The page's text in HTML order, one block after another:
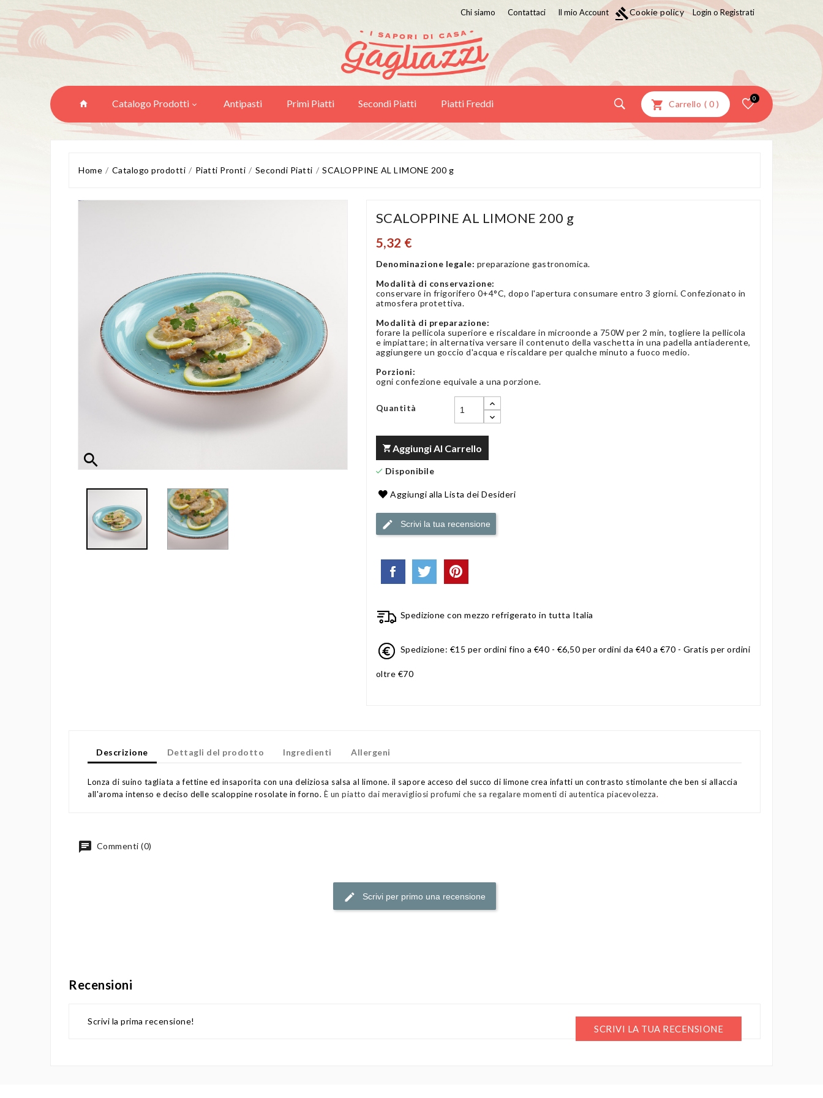
Chi siamo Contattaci Il mio Account gavelCookie policy Login o Registrati
Catalogo Prodotti Antipasti Primi Piatti Secondi Piatti Piatti Freddi 0
Carrello ( 0 )
Home Catalogo prodotti Piatti Pronti Secondi Piatti SCALOPPINE AL LIMONE 200 g
SCALOPPINE AL LIMONE 200 g
5,32 €
Denominazione legale: preparazione gastronomica.
Modalità di conservazione:
conservare in frigorifero 0+4°C, dopo l'apertura consumare entro 3 giorni. Confezionato in
atmosfera protettiva.
Modalità di preparazione:
forare la pellicola superiore e riscaldare in microonde a 750W per 2 min, togliere la pellicola
e impiattare; in alternativa versare il contenuto della vaschetta in una padella antiaderente,
aggiungere un goccio d'acqua e riscaldare per qualche minuto a fuoco medio.
Porzioni:
ogni confezione equivale a una porzione.
Quantità
Aggiungi Al Carrello
Disponibile
Aggiungi alla Lista dei Desideri
Scrivi la tua recensione
Spedizione con mezzo refrigerato in tutta Italia
Spedizione: €15 per ordini fino a €40 - €6,50 per ordini da €40 a €70 - Gratis per ordini
oltre €70
Descrizione Dettagli del prodotto Ingredienti Allergeni
Lonza di suino tagliata a fettine ed insaporita con una deliziosa salsa al limone. il sapore acceso del succo di limone crea infatti un contrasto stimolante che ben si allaccia
all'aroma intenso e deciso delle scaloppine rosolate in forno. È un piatto dai meravigliosi profumi che sa regalare momenti di autentica piacevolezza.
Commenti (0)
Scrivi per primo una recensione
Recensioni
SCRIVI LA TUA RECENSIONE
Scrivi la prima recensione!